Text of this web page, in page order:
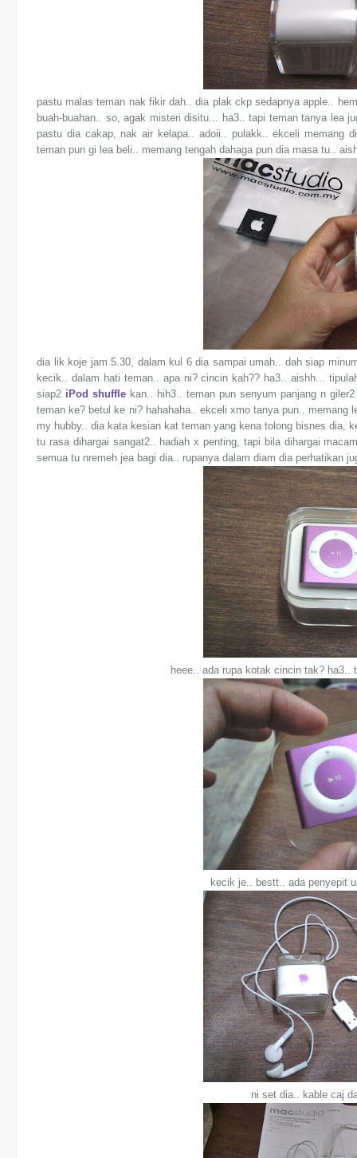
pastu malas teman nak fikir dah.. dia plak ckp sedapnya apple..
buah-buahan.. so, agak misteri disitu... ha3.. tapi teman tanya lea
pastu dia cakap, nak air kelapa.. adoii.. pulakk.. ekceli memang
teman pun gi lea beli.. memang tengah dahaga pun dia masa tu..
dia lik koje jam 5.30, dalam kul 6 dia sampai umah.. dah siap
kecik.. dalam hati teman.. apa ni? cincin kah?? ha3.. aishh...
siap2 iPod shuffle kan.. hih3.. teman pun senyum panjang n
teman ke? betul ke ni? hahahaha.. ekceli xmo tanya pun..
my hubby.. dia kata kesian kat teman yang kena tolong bisnes dia,
tu rasa dihargai sangat2.. hadiah x penting, tapi bila dihargai
semua tu nremeh jea bagi dia.. rupanya dalam diam dia perhatikan
heee.. ada rupa kotak cincin tak?
kecik je.. bestt.. ada penyepit
ni set dia.. kable caj